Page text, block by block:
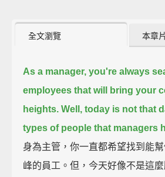
全文瀏覽 本章
As a manager, you're always
employees that will bring your
heights. Well, today is not that
types of people that managers
身為主管，你一直都希望找到能
峰的員工。但，今天好像不是這